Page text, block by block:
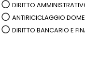
DIRITTO
ANTIRICICLAGGIO
DIRITTO BANCARIO E